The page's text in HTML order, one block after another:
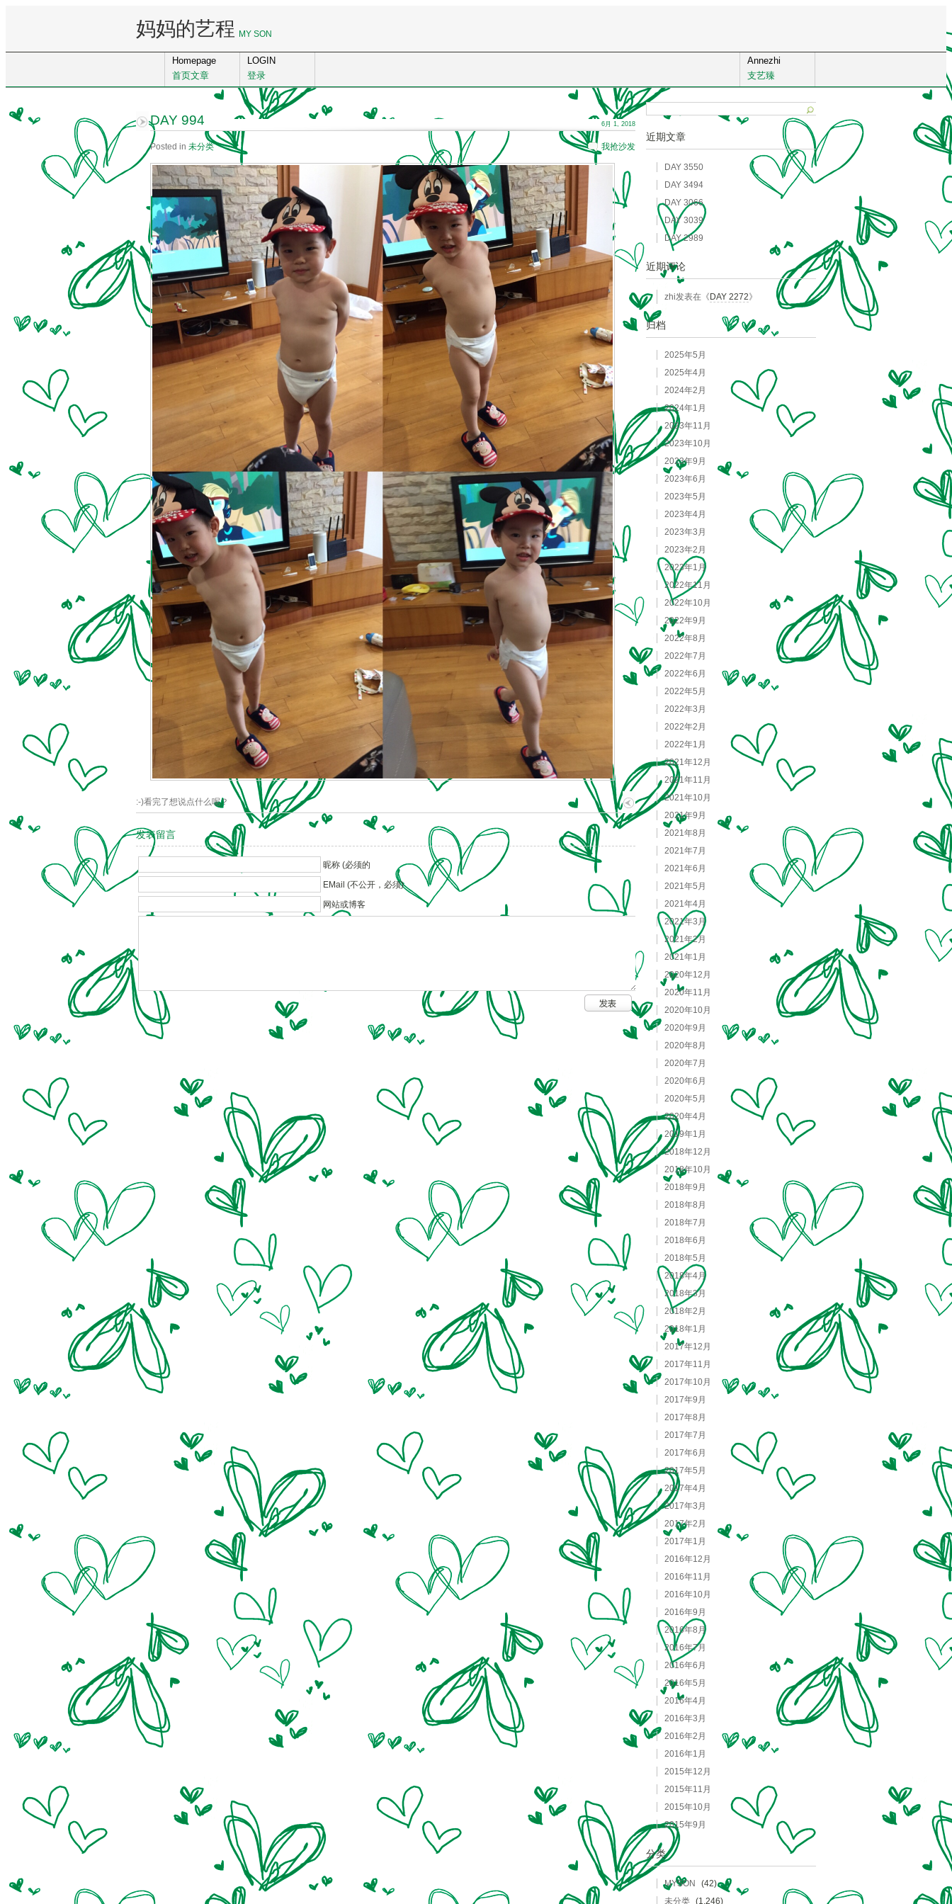
妈妈的艺程 MY SON
Homepage
首页文章
LOGIN
登录
Annezhi
支艺臻
DAY 994
Posted in 未分类 我抢沙发
6月 1, 2018
:-)看完了想说点什么呢？
发表留言
昵称 (必须的
EMail (不公开，必须)
网站或博客
近期文章
DAY 3550
DAY 3494
DAY 3066
DAY 3039
DAY 2989
近期评论
zhi发表在《DAY 2272》
归档
2025年5月
2025年4月
2024年2月
2024年1月
2023年11月
2023年10月
2023年9月
2023年6月
2023年5月
2023年4月
2023年3月
2023年2月
2023年1月
2022年11月
2022年10月
2022年9月
2022年8月
2022年7月
2022年6月
2022年5月
2022年3月
2022年2月
2022年1月
2021年12月
2021年11月
2021年10月
2021年9月
2021年8月
2021年7月
2021年6月
2021年5月
2021年4月
2021年3月
2021年2月
2021年1月
2020年12月
2020年11月
2020年10月
2020年9月
2020年8月
2020年7月
2020年6月
2020年5月
2020年4月
2019年1月
2018年12月
2018年10月
2018年9月
2018年8月
2018年7月
2018年6月
2018年5月
2018年4月
2018年3月
2018年2月
2018年1月
2017年12月
2017年11月
2017年10月
2017年9月
2017年8月
2017年7月
2017年6月
2017年5月
2017年4月
2017年3月
2017年2月
2017年1月
2016年12月
2016年11月
2016年10月
2016年9月
2016年8月
2016年7月
2016年6月
2016年5月
2016年4月
2016年3月
2016年2月
2016年1月
2015年12月
2015年11月
2015年10月
2015年9月
分类
MYSON
(42)
未分类 (1,246)